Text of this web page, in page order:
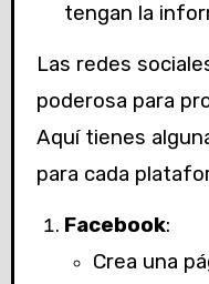
tengan la
Las redes
poderosa para
Aquí tienes
para cada
Facebook:
Crea una